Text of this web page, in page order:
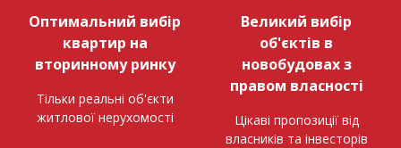
Оптимальний вибір
квартир на
вторинному ринку
Тільки реальні об'єкти
житлової нерухомості
Великий вибір
об'єктів в
новобудовах з
правом власності
Цікаві пропозиції від
власників та інвесторів